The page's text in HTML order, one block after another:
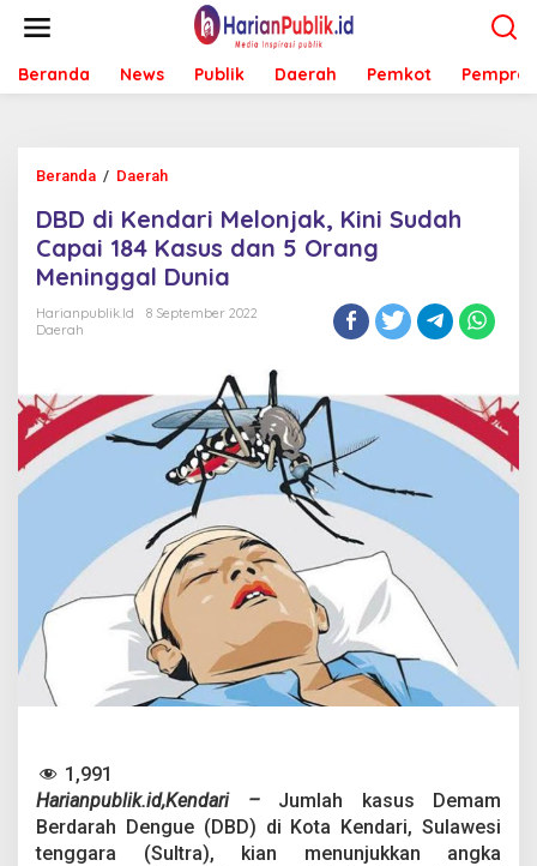
t
Beranda News Publik Daerah Pemkot Pemprov
Beranda / Daerah
D
d
i
K
r
i
M
l
n
j
a
k
,
K
i
n
i
h
C
a
DBD di Kendari Melonjak, Kini Sudah
Capai 184 Kasus dan 5 Orang
Meninggal Dunia
Harianpublik.id
8 September 2022
Daerah
1,991
Harianpublik.id,Kendari –
Jumlah kasus Demam
Berdarah Dengue (DBD) di Kota Kendari, Sulawesi
tenggara (Sultra), kian menunjukkan angka